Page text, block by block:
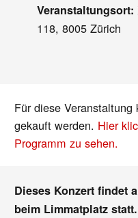
Veranstaltungsort:
118, 8005 Zürich
Für diese
gekauft werden. Hier
Programm zu sehen.
Dieses Konzert findet
beim Limmatplatz statt.